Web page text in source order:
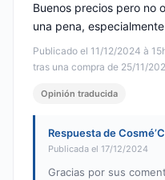
Publicado el 11/12/2024 à
tras una compra de 25/11/
Buenos precios pero no
una pena,
Opinión traducida
Respuesta de
Publicada el 17/12/2024
Gracias por sus